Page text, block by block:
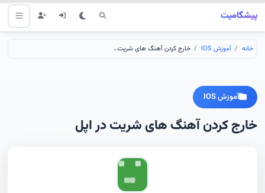
پیشگامیت
خانه آموزش IOS خارج کردن آهنگ های شریت در اپل
آموزش IOS
خارج کردن آهنگ های شریت در اپل